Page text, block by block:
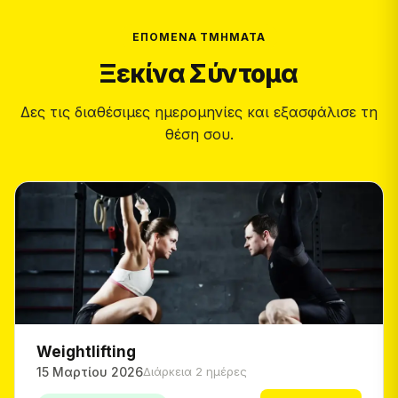
ΕΠΌΜΕΝΑ ΤΜΉΜΑΤΑ
Ξεκίνα Σύντομα
Δες τις διαθέσιμες ημερομηνίες και εξασφάλισε τη
θέση σου.
Weightlifting
15 Μαρτίου 2026Διάρκεια 2 ημέρες